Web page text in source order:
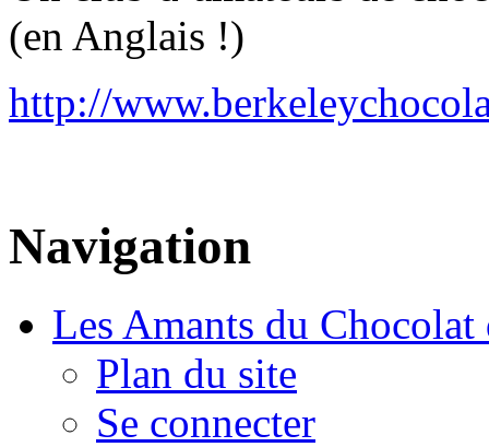
(en Anglais !)
http://
Navigation
Les Amants du
Plan du site
Se connecter